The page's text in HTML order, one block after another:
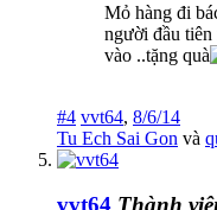
Mỏ hàng đi
người đầu tiên
vào ..tặng quà
#4 vvt64, 8/6/14
Tu Ech Sai Gon và
vvt64 Thành